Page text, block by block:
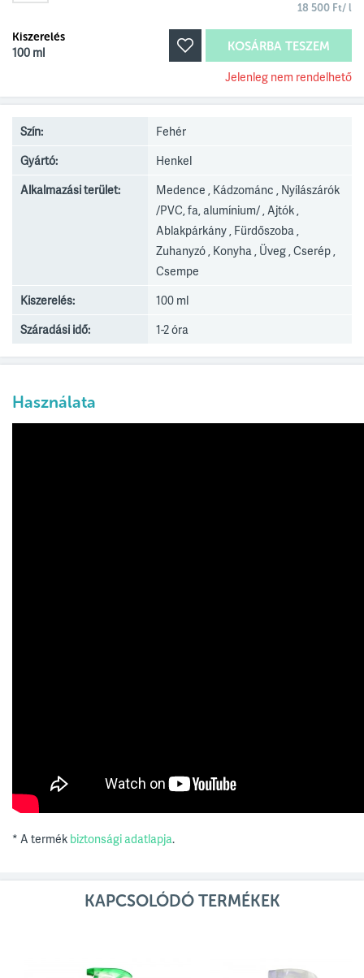
18 500 Ft/ l
Kiszerelés
100 ml KOSÁRBA TESZEM
Jelenleg nem rendelhető
Szín:
Fehér
Gyártó:
Henkel
Alkalmazási terület:
Medence , Kádzománc , Nyílászárók
/PVC, fa, alumínium/ , Ajtók ,
Ablakpárkány , Fürdőszoba ,
Zuhanyzó , Konyha , Üveg , Cserép ,
Csempe
Kiszerelés:
100 ml
Száradási idő:
1-2 óra
Használata
* A termék biztonsági adatlapja.
KAPCSOLÓDÓ TERMÉKEK